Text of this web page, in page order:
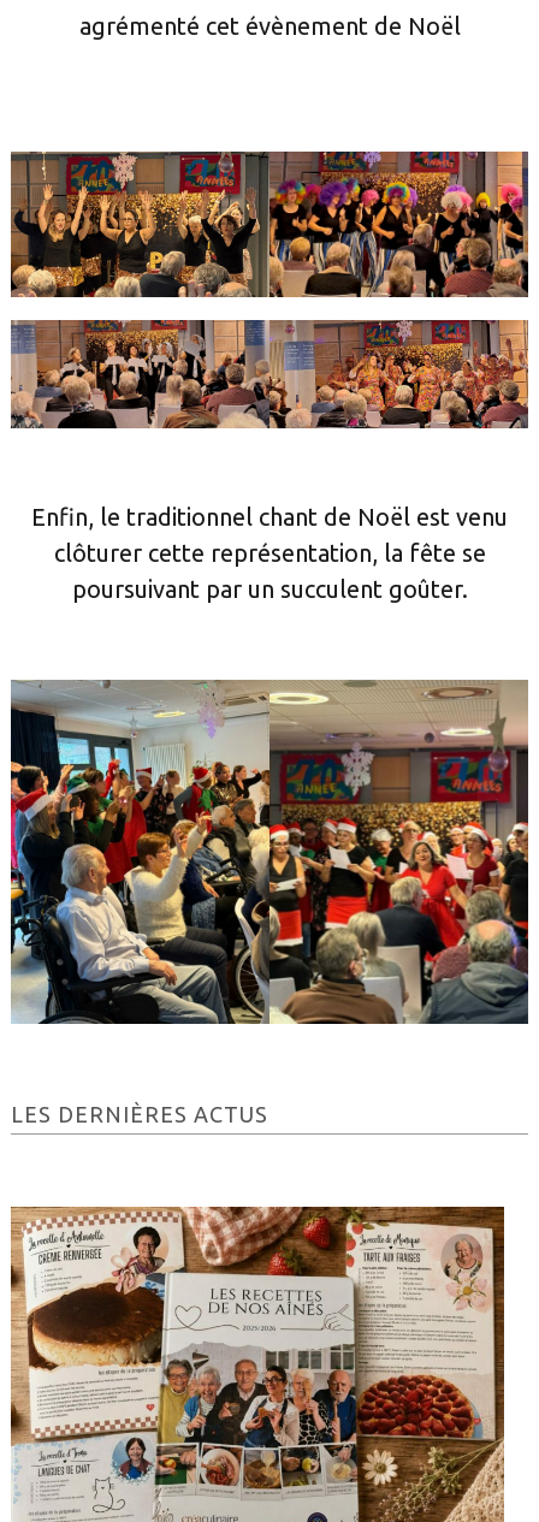
agrémenté cet évènement de Noël
Enfin, le traditionnel chant de Noël est venu
clôturer cette représentation, la fête se
poursuivant par un succulent goûter.
Barre
LES DERNIÈRES ACTUS